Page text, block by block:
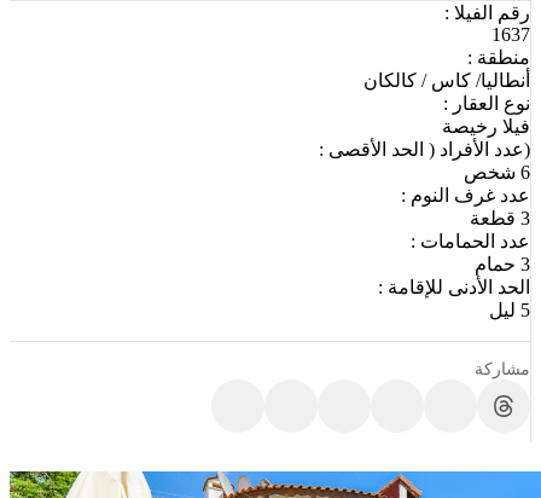
رقم الفيلا :
1637
منطقة :
أنطاليا/ كاس / كالكان
نوع العقار :
فيلا رخيصة
(عدد الأفراد ( الحد الأقصى :
6 شخص
عدد غرف النوم :
3 قطعة
عدد الحمامات :
3 حمام
الحد الأدنى للإقامة :
5 ليل
مشاركة